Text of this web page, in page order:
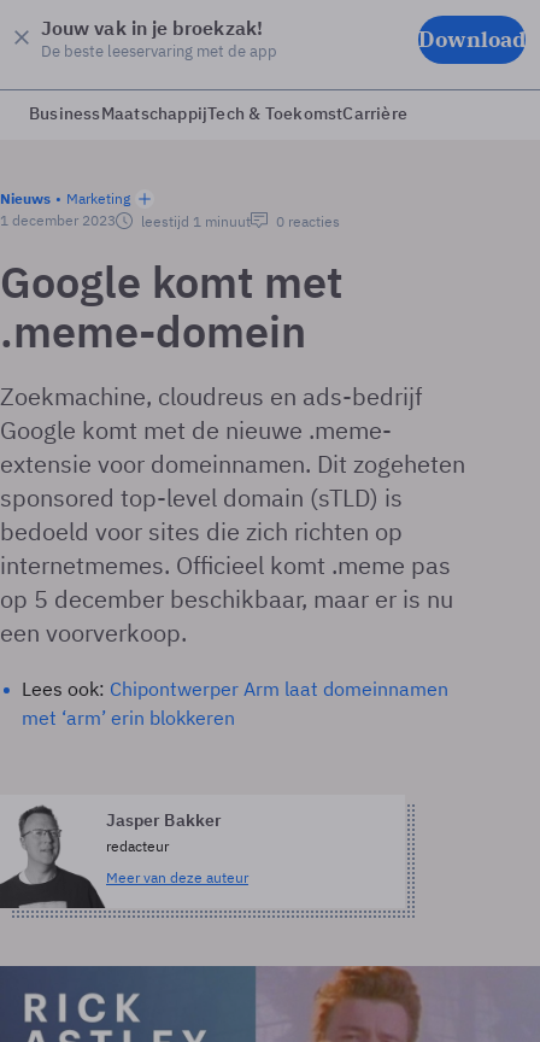
Jouw vak in je broekzak!
De beste leeservaring met de app Download
BusinessMaatschappijTech & ToekomstCarrière
Nieuws
Marketing
1 december 2023
leestijd 1 minuut 0 reacties
Google komt met
.meme-domein
Zoekmachine, cloudreus en ads-bedrijf
Google komt met de nieuwe .meme-
extensie voor domeinnamen. Dit zogeheten
sponsored top-level domain (sTLD) is
bedoeld voor sites die zich richten op
internetmemes. Officieel komt .meme pas
op 5 december beschikbaar, maar er is nu
een voorverkoop.
Lees ook: Chipontwerper Arm laat domeinnamen
met ‘arm’ erin blokkeren
Jasper Bakker
redacteur
Meer van deze auteur